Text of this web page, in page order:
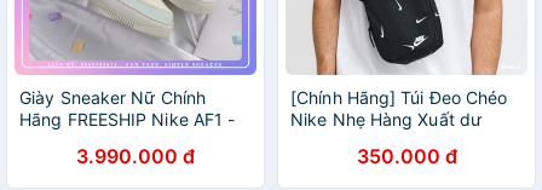
Giày Sneaker Nữ Chính
Hãng FREESHIP Nike AF1 -
Shadow Sail Crimson Tint
Chuẩn Auth
3.990.000 đ
[Chính Hãng] Túi Đeo Chéo
Nike Nhẹ Hàng Xuất dư
350.000 đ